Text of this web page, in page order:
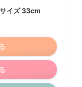
イズ 33cm